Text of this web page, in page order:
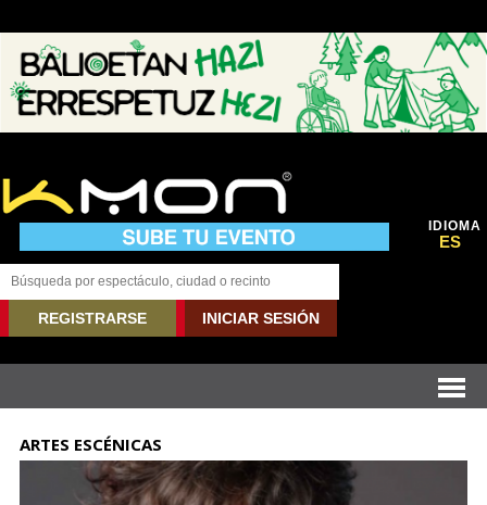
IDIOMA
ES
REGISTRARSE INICIAR SESIÓN
ARTES ESCÉNICAS